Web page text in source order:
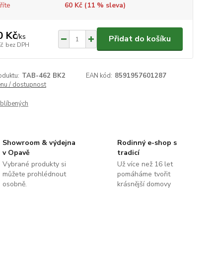
60 Kč (11% sleva)
Kč/ks
bez DPH
Přidat do košíku
TAB-462 BK2 EAN kód: 8591957601287
/ dostupnost
Showroom & výdejna
v Opavě
Vybrané produkty si
můžete prohlédnout
osobně.
Rodinný e-shop s
tradicí
Už více než 16 let
pomáháme tvořit
krásnější domovy